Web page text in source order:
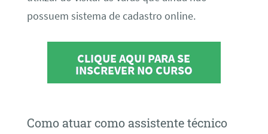
possuem sistema de cadastro online.
CLIQUE AQUI PARA SE
INSCREVER NO CURSO
Como atuar como assistente técnico